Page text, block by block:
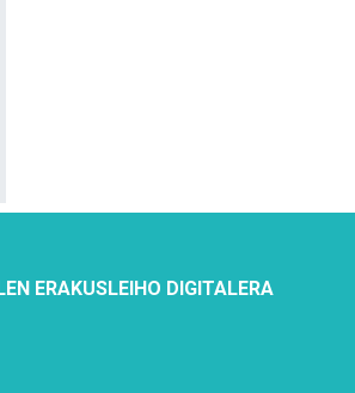
ERAKUSLEIHO DIGITALERA